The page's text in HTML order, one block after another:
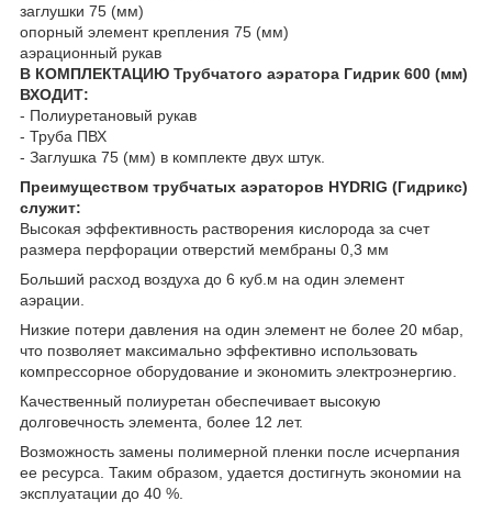
заглушки 75 (мм)
опорный элемент крепления 75 (мм)
аэрационный рукав
В КОМПЛЕКТАЦИЮ Трубчатого аэратора Гидрик 600 (мм)
ВХОДИТ:
- Полиуретановый рукав
- Труба ПВХ
- Заглушка 75 (мм) в комплекте двух штук.
Преимуществом трубчатых аэраторов HYDRIG (Гидрикс)
служит:
Высокая эффективность растворения кислорода за счет
размера перфорации отверстий мембраны 0,3 мм
Больший расход воздуха до 6 куб.м на один элемент
аэрации.
Низкие потери давления на один элемент не более 20 мбар,
что позволяет максимально эффективно использовать
компрессорное оборудование и экономить электроэнергию.
Качественный полиуретан обеспечивает высокую
долговечность элемента, более 12 лет.
Возможность замены полимерной пленки после исчерпания
ее ресурса. Таким образом, удается достигнуть экономии на
эксплуатации до 40 %.